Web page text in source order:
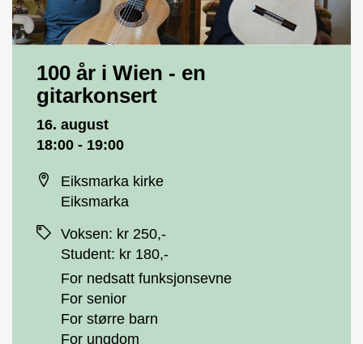
100 år i Wien - en
gitarkonsert
16. august
18:00 - 19:00
Eiksmarka kirke
Eiksmarka
Voksen: kr 250,-
Student: kr 180,-
For nedsatt funksjonsevne
For senior
For større barn
For ungdom